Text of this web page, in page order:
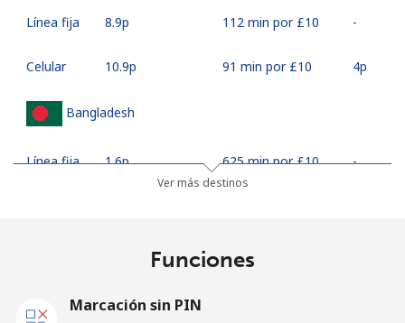
Línea fija ⁦8.9p⁩ 112 min por ⁦£10⁩ -
Celular ⁦10.9p⁩ 91 min por ⁦£10⁩ ⁦4p⁩
Bangladesh
Línea fija ⁦1.6p⁩ 625 min por ⁦£10⁩ -
Línea fija ⁦15.5p⁩
Ver más destinos
Funciones
Marcación sin PIN